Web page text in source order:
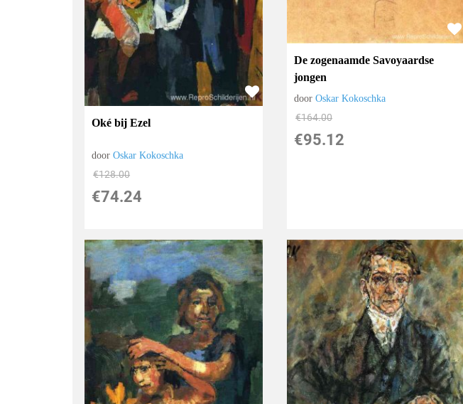
Oké bij Ezel
doorOskar Kokoschka
€128.00
€74.24
De zogenaamde Savoyaardse
jongen
doorOskar Kokoschka
€164.00
€95.12